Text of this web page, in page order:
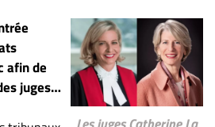
afin de
juges…